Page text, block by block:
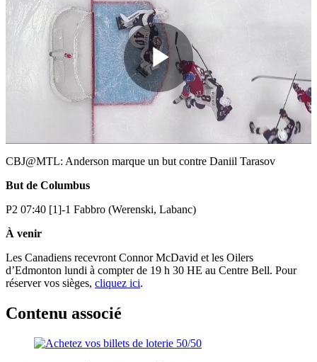
Play
Video
CBJ@MTL: Anderson marque un but contre Daniil Tarasov
But de Columbus
P2 07:40 [1]-1 Fabbro (Werenski, Labanc)
À venir
Les Canadiens recevront Connor McDavid et les Oilers
d’Edmonton lundi à compter de 19 h 30 HE au Centre Bell. Pour
réserver vos sièges, cliquez ici.
Contenu associé